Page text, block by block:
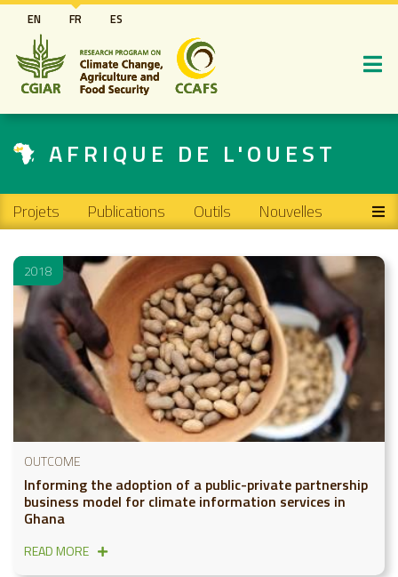
Aller
au
contenu
principal
EN FR ES
AFRIQUE DE L'OUEST
Main navigation
Projets Publications Outils Nouvelles
2018
OUTCOME
Informing the adoption of a public-private partnership
business model for climate information services in
Ghana
READ MORE